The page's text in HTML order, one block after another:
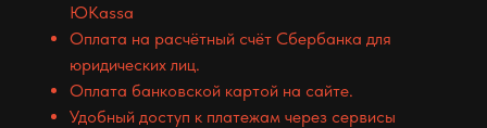
ЮKassa
Оплата на расчётный счёт Сбербанка для
юридических лиц.
Оплата банковской картой на сайте.
Удобный доступ к платежам через сервисы